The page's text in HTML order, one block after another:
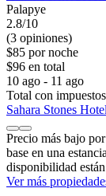
Palapye
2.8/10
(3 opiniones)
$85 por noche
$96 en total
10 ago - 11 ago
Total con
Sahara Stones Hotel
Precio más bajo
base en una
disponibilidad
Ver más